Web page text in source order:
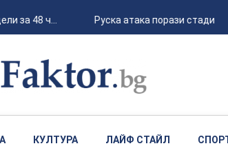
за 48 ч... Руска атака порази стадион
КУЛТУРА ЛАЙФ СТАЙЛ